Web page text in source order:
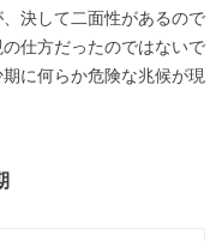
決して二面性があるので
仕方だったのではないで
に何らか危険な兆候が現